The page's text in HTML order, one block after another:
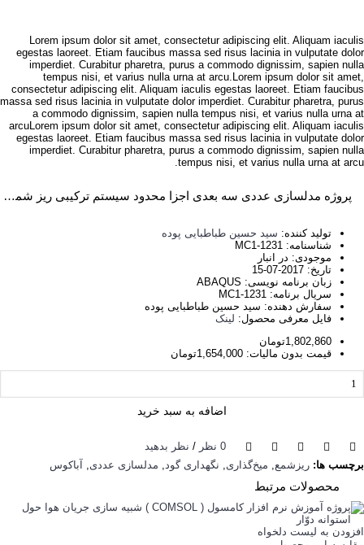
Lorem ipsum dolor sit amet, consectetur adipiscing elit. Aliquam iaculis
egestas laoreet. Etiam faucibus massa sed risus lacinia in vulputate dolor
imperdiet. Curabitur pharetra, purus a commodo dignissim, sapien nulla
tempus nisi, et varius nulla urna at arcu.Lorem ipsum dolor sit amet,
consectetur adipiscing elit. Aliquam iaculis egestas laoreet. Etiam faucibus
massa sed risus lacinia in vulputate dolor imperdiet. Curabitur pharetra, purus
a commodo dignissim, sapien nulla tempus nisi, et varius nulla urna at
arcuLorem ipsum dolor sit amet, consectetur adipiscing elit. Aliquam iaculis
egestas laoreet. Etiam faucibus massa sed risus lacinia in vulputate dolor
imperdiet. Curabitur pharetra, purus a commodo dignissim, sapien nulla
tempus nisi, et varius nulla urna at arcu.
پروژه مدلسازی عددی سه بعدی اجزا محدود سیستم ترکیبی ریز شمع و نیلینگ در گودبرداری با استفاده از نرم افزار ABAQUS
تولید کننده: سید حسین طباطبایی پوده
شناسنامه: MC1-1231
موجودی: در انبار
تاریخ: 2017-07-15
زبان برنامه نویسی: ABAQUS
سریال برنامه: MC1-1231
سفارش دهنده: سید حسین طباطبایی پوده
فایل معرفی محصول: لینک
1,802,860تومان
قیمت بدون مالیات: 1,654,000تومان
اضافه به سبد خرید
0 نظر / نظر بدهید
برچسب ها: ریزشمع, میخ‌گذاری, نگهداری گود, مدلسازی عددی, آباکوس
محصولات مرتبط
افزودن به لیست دلخواه